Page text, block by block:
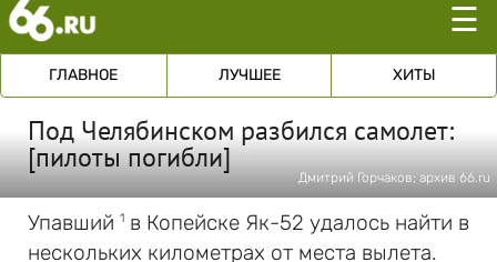
☰
ГЛАВНОЕ ЛУЧШЕЕ ХИТЫ
Под Челябинском разбился самолет:
[пилоты погибли]
Дмитрий Горчаков; архив 66.ru
Упавший 1 в Копейске Як-52 удалось найти в
нескольких километрах от места вылета.